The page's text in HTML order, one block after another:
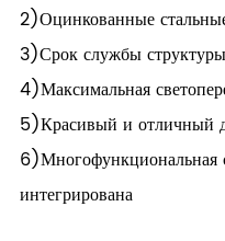
2)Оцинкованные
3)Срок службы
4)Максимальная
5)Красивый и отличный
6)
интегрирована